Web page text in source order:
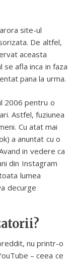
site-ul
De altfel,
aceasta
se afla inca in faza
pana la urma.
2006 pentru o
Astfel, fuziunea
Cu atat mai
a anuntat cu o
in vedere ca
din Instagram
lumea
decurge
nu printr-o
– ceea ce